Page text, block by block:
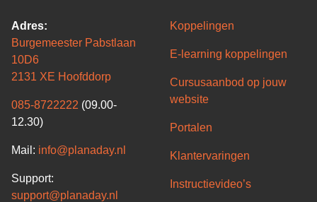
Adres:
Burgemeester Pabstlaan
10D6
2131 XE Hoofddorp
085-8722222 (09.00-
12.30)
Mail: info@planaday.nl
Support:
support@planaday.nl
Koppelingen
E-learning koppelingen
Cursusaanbod op jouw
website
Portalen
Klantervaringen
Instructievideo’s